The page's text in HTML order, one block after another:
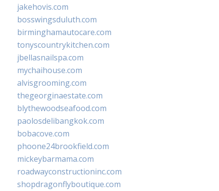
jakehovis.com
bosswingsduluth.com
birminghamautocare.com
tonyscountrykitchen.com
jbellasnailspa.com
mychaihouse.com
alvisgrooming.com
thegeorginaestate.com
blythewoodseafood.com
paolosdelibangkok.com
bobacove.com
phoone24brookfield.com
mickeybarmama.com
roadwayconstructioninc.com
shopdragonflyboutique.com